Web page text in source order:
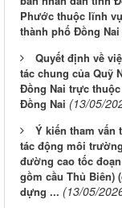
Phước thuộc lĩnh
thành phố Đồng Nai
Quyết định về
tác chung của Quỹ
Đồng Nai trực
Đồng Nai (13/05/
Ý kiến tham vấn
tác động môi
đường cao tốc
gồm cầu Thủ Biên)
dựng ... (13/05/